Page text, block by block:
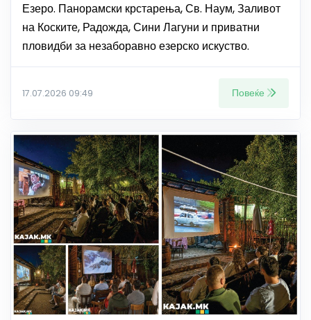
Езеро. Панорамски крстарења, Св. Наум, Заливот
на Коските, Радожда, Сини Лагуни и приватни
пловидби за незаборавно езерско искуство.
17.07.2026 09:49 Повеќе